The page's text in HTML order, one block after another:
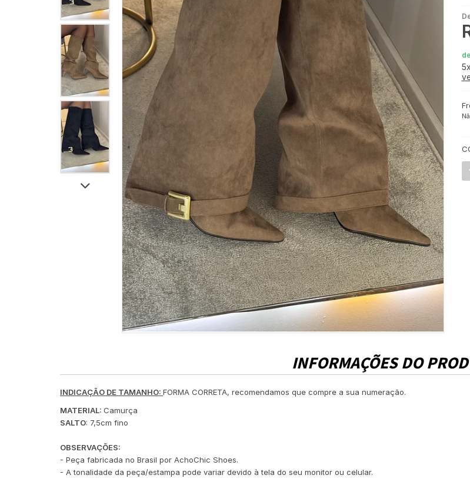
5x
INFORMAÇÕES DO
INDICAÇÃO DE TAMANHO: FORMA CORRETA, recomendamos que compre a sua numeração.
MATERIAL: Camurça
SALTO: 7,5cm fino
OBSERVAÇÕES:
- Peça fabricada no Brasil por AchoChic Shoes.
- A tonalidade da peça/estampa pode variar devido à tela do seu monitor ou celular.